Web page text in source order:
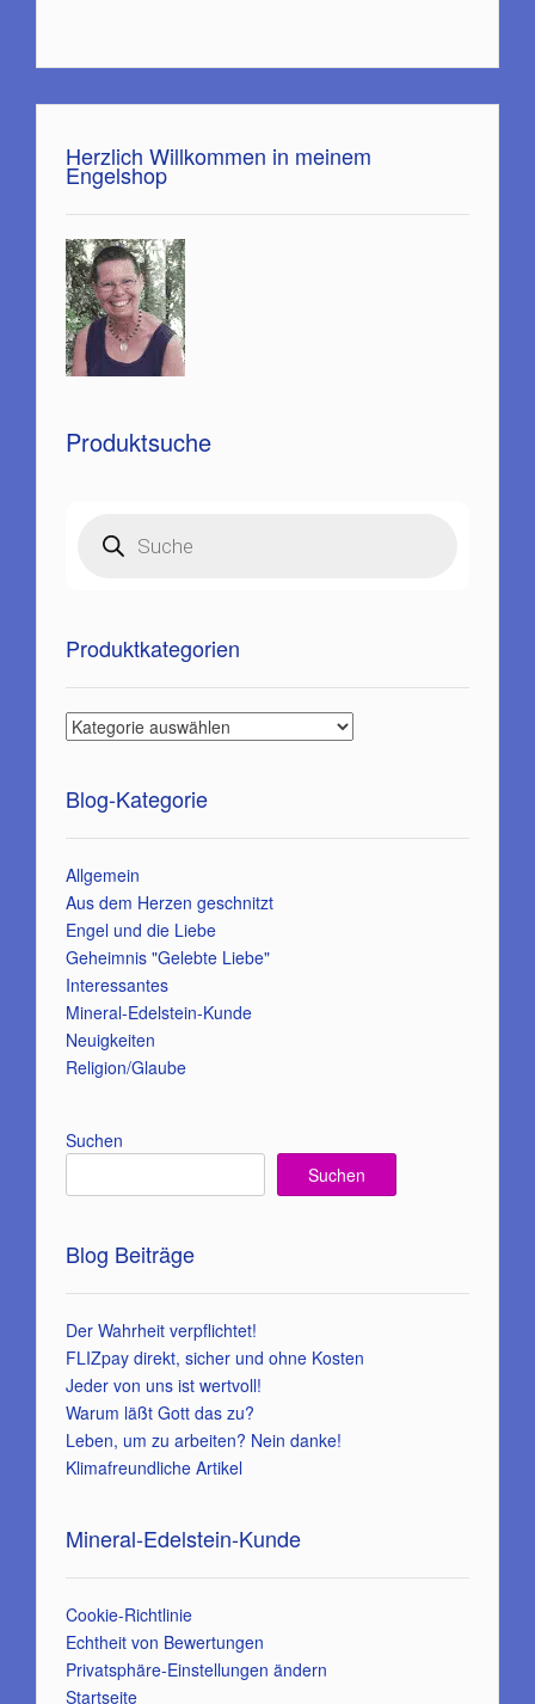
Herzlich Willkommen in meinem
Engelshop
Produktsuche
search
Produktkategorien
Blog-Kategorie
Allgemein
Aus dem Herzen geschnitzt
Engel und die Liebe
Geheimnis "Gelebte Liebe"
Interessantes
Mineral-Edelstein-Kunde
Neuigkeiten
Religion/Glaube
Suchen
Suchen
Blog Beiträge
Der Wahrheit verpflichtet!
FLIZpay direkt, sicher und ohne Kosten
Jeder von uns ist wertvoll!
Warum läßt Gott das zu?
Leben, um zu arbeiten? Nein danke!
Klimafreundliche Artikel
Mineral-Edelstein-Kunde
Cookie-Richtlinie
Echtheit von Bewertungen
Privatsphäre-Einstellungen ändern
Startseite